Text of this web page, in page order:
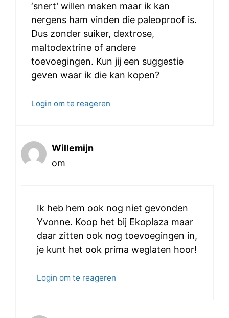
‘snert’ willen maken maar ik kan
nergens ham vinden die paleoproof is.
Dus zonder suiker, dextrose,
maltodextrine of andere
toevoegingen. Kun jij een suggestie
geven waar ik die kan kopen?
Login om te reageren
Willemijn
om
Ik heb hem ook nog niet gevonden
Yvonne. Koop het bij Ekoplaza maar
daar zitten ook nog toevoegingen in,
je kunt het ook prima weglaten hoor!
Login om te reageren